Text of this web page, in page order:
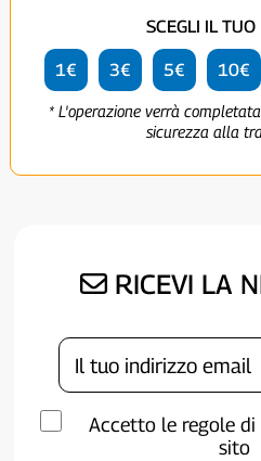
SCEGLI IL
1€ 3€ 5€ 10€
* L'operazione verrà
sicurezza alla
RICEVI LA
Accetto le regole
sito